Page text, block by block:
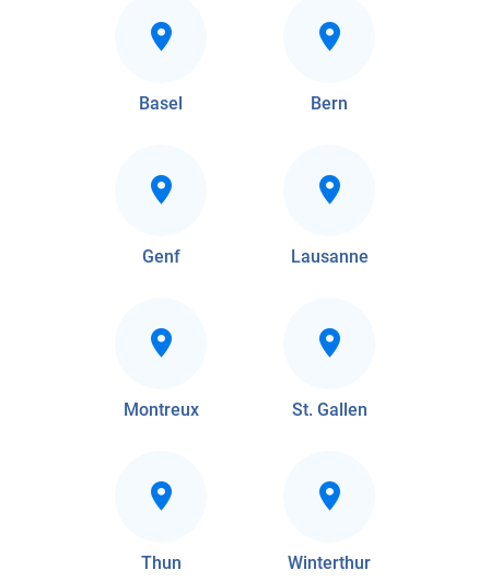
Basel Bern
Genf Lausanne
Montreux St. Gallen
Thun Winterthur